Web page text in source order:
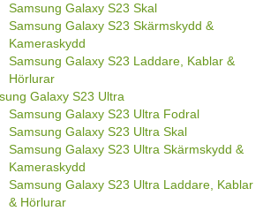
Samsung Galaxy S23 Skal
Samsung Galaxy S23 Skärmskydd &
Kameraskydd
Samsung Galaxy S23 Laddare, Kablar &
Hörlurar
Galaxy S23 Ultra
Samsung Galaxy S23 Ultra Fodral
Samsung Galaxy S23 Ultra Skal
Samsung Galaxy S23 Ultra Skärmskydd &
Kameraskydd
Samsung Galaxy S23 Ultra Laddare, Kablar
& Hörlurar